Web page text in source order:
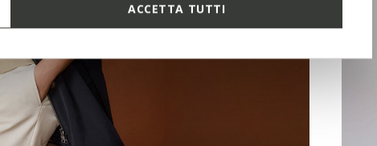
ACCETTA TUTTI